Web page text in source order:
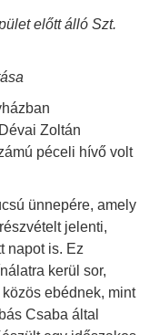
előtt álló Szt.
Zoltán
péceli hívő volt
ünnepére, amely
jelenti,
napot is. Ez
kerül sor,
ebédnek, mint
Csaba által